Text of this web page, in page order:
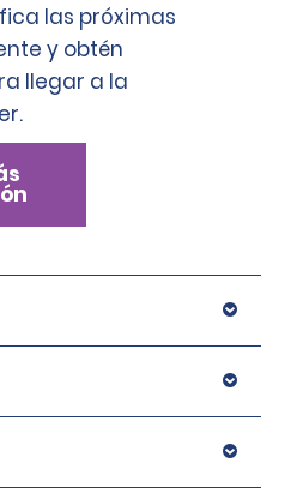
las próximas
y obtén
llegar a la